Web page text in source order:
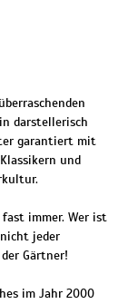
darstellerisch
garantiert mit
und
immer. Wer ist
jeder
Gärtner!
im Jahr 2000